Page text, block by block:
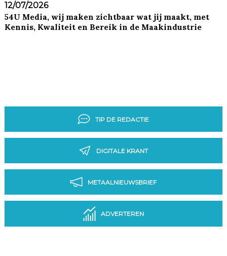
12/07/2026
54U Media, wij maken zichtbaar wat jij maakt, met
Kennis, Kwaliteit en Bereik in de Maakindustrie
TIP DE REDACTIE
DIGITALE KRANT
METAALNIEUWSBRIEF
ADVERTEREN